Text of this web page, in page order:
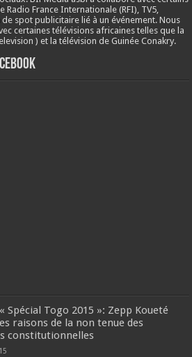
Radio France Internationale (RFI), TV5,
spot publicitaire lié à un événement. Nous
certaines télévisions africaines telles que la
) et la télévision de Guinée Conakry.
Spécial Togo 2015 »: Zepp Koueté
raisons de la non tenue des
constitutionnelles